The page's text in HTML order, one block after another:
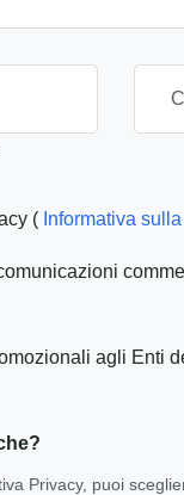
( Informativa
agli Enti
Privacy, puoi